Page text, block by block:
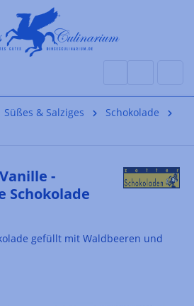
Süßes & Salziges
Schokolade
-
Schokolade
gefüllt mit Waldbeeren und